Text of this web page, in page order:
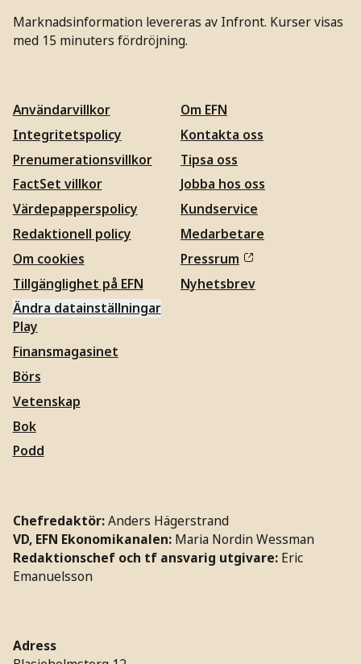
Marknadsinformation levereras av Infront. Kurser visas
med 15 minuters fördröjning.
Användarvillkor
Integritetspolicy
Prenumerationsvillkor
FactSet villkor
Värdepapperspolicy
Redaktionell policy
Om cookies
Tillgänglighet på EFN
Ändra datainställningar
Om EFN
Kontakta oss
Tipsa oss
Jobba hos oss
Kundservice
Medarbetare
Pressrum
Nyhetsbrev
Play
Finansmagasinet
Börs
Vetenskap
Bok
Podd
Chefredaktör:Anders Hägerstrand
VD, EFN Ekonomikanalen: Maria Nordin Wessman
Redaktionschef och tf ansvarig utgivare: Eric
Emanuelsson
Adress